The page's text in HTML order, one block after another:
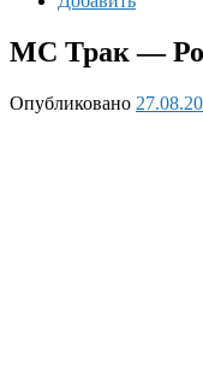
МС Трак —
Опубликовано